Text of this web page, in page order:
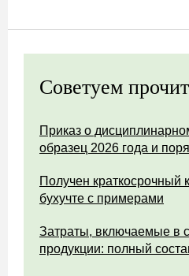
Советуем
Приказ о
образец 2026 года и
Получен краткосрочный
бухучте с примерами
Затраты, включаемые в
продукции: полный